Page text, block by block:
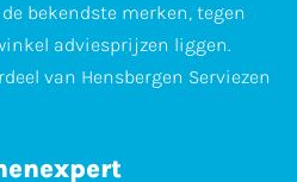
bekendste merken, tegen
adviesprijzen liggen.
van Hensbergen Serviezen